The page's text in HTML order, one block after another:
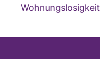
Wohnungslosigkeit